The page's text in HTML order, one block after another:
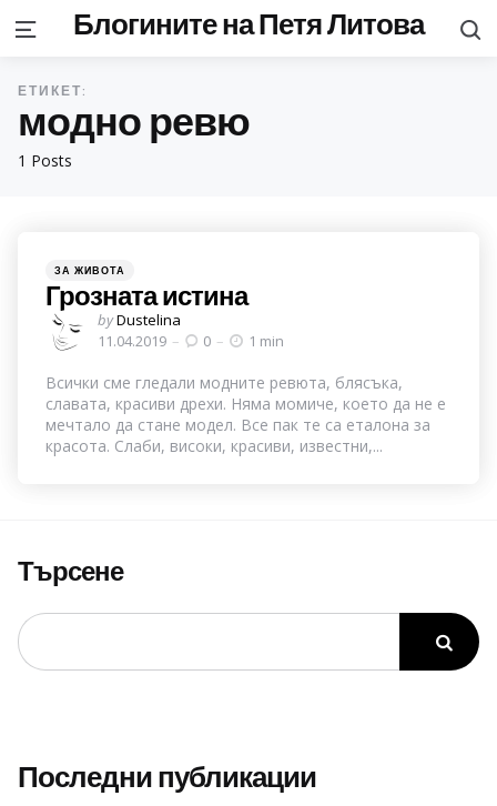
MenuБлогините на Петя Литова
1 Posts
ЕТИКЕТ:
модно ревю
Categories
Posted
ЗА ЖИВОТА
Грозната истина
Posted
by
byDustelina
11.04.2019
0 1 min
Всички сме гледали модните ревюта, блясъка,
славата, красиви дрехи. Няма момиче, което да не е
мечтало да стане модел. Все пак те са еталона за
красота. Слаби, високи, красиви, известни,...
Търсене
Последни публикации